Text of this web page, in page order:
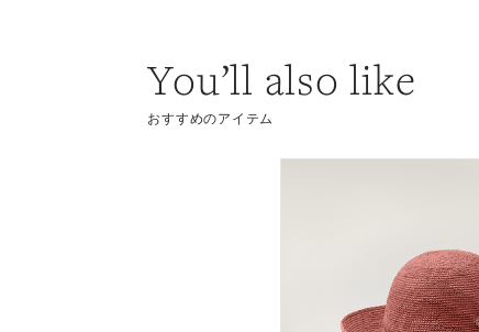
You’ll also like
おすすめのアイテム